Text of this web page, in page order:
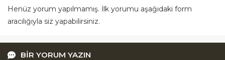
Henüz yorum yapılmamış. İlk yorumu aşağıdaki form
aracılığıyla siz yapabilirsiniz.
BİR YORUM YAZIN